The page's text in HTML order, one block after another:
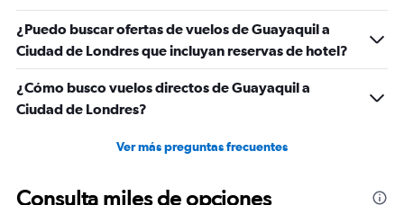
¿Puedo buscar ofertas de vuelos de Guayaquil a
Ciudad de Londres que incluyan reservas de hotel?
¿Cómo busco vuelos directos de Guayaquil a
Ciudad de Londres?
Ver más preguntas frecuentes
Consulta miles de opciones